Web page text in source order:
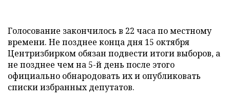
Голосование закончилось в 22 часа по местному
времени. Не позднее конца дня 15 октября
Центризбирком обязан подвести итоги выборов, а
не позднее чем на 5-й день после этого
официально обнародовать их и опубликовать
списки избранных депутатов.